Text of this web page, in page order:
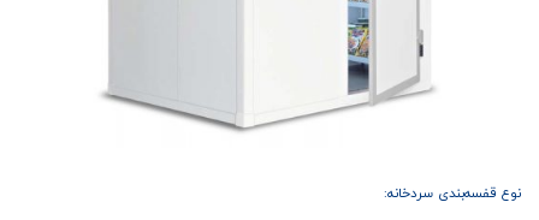
نوع قفسه‌بندی سردخانه: